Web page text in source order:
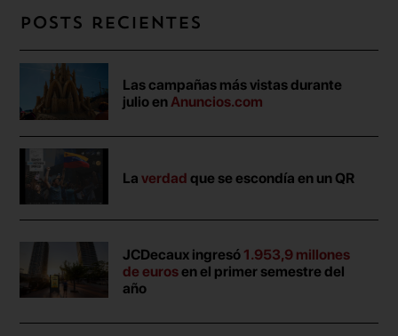
Posts recientes
Las campañas más vistas durante
julio enAnuncios.com
Laverdad que se escondía en un QR
JCDecaux ingresó 1.953,9 millones
de eurosen el primer semestre del
año